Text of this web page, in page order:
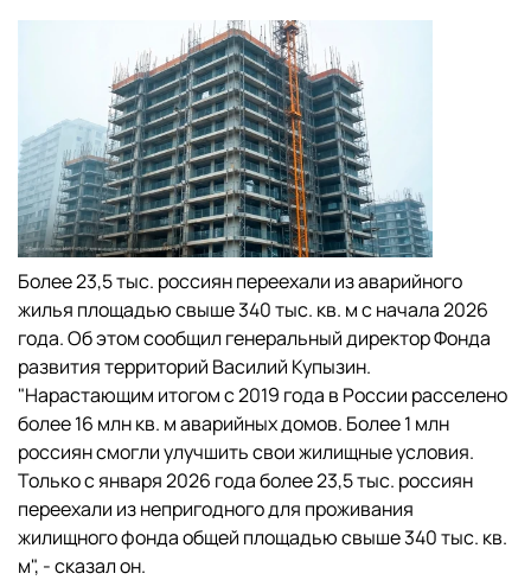
Более 23,5 тыс. россиян переехали из аварийного
жилья площадью свыше 340 тыс. кв. м с начала 2026
года. Об этом сообщил генеральный директор Фонда
развития территорий Василий Купызин.
"Нарастающим итогом с 2019 года в России расселено
более 16 млн кв. м аварийных домов. Более 1 млн
россиян смогли улучшить свои жилищные условия.
Только с января 2026 года более 23,5 тыс. россиян
переехали из непригодного для проживания
жилищного фонда общей площадью свыше 340 тыс. кв.
м", - сказал он.